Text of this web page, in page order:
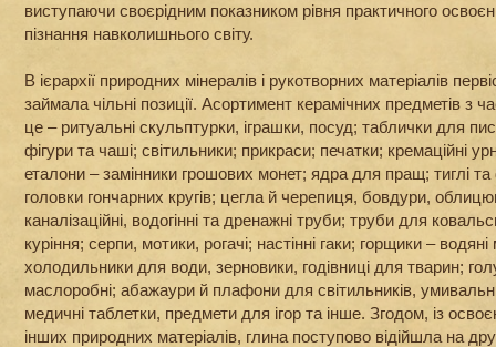
виступаючи своєрідним показником рівня практичного
пізнання навколишнього світу.
В ієрархії природних мінералів і рукотворних матеріалів
займала чільні позиції. Асортимент керамічних предметів з
це – ритуальні скульптурки, іграшки, посуд; таблички для
фігури та чаші; світильники; прикраси; печатки; кремаційні
еталони – замінники грошових монет; ядра для пращ; тиглі
головки гончарних кругів; цегла й черепиця, бовдури,
каналізаційні, водогінні та дренажні труби; труби для
куріння; серпи, мотики, рогачі; настінні гаки; горщики –
холодильники для води, зерновики, годівниці для тварин;
маслоробні; абажаури й плафони для світильників,
медичні таблетки, предмети для ігор та інше. Згодом, із
інших природних матеріалів, глина поступово відійшла на